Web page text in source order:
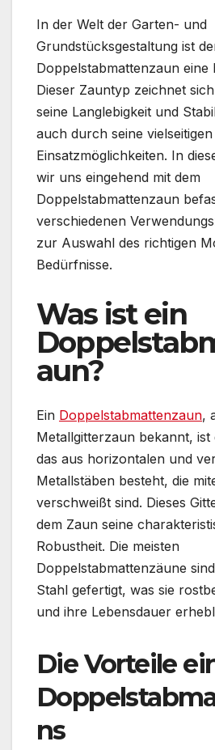
In der Welt der Garten- und
Grundstücksgestaltung ist
Doppelstabmattenzaun eine
Dieser Zauntyp zeichnet
seine Langlebigkeit und
auch durch seine vielseitigen
Einsatzmöglichkeiten. In
wir uns eingehend mit dem
Doppelstabmattenzaun
verschiedenen
zur Auswahl des richtigen
Bedürfnisse.
Was ist ein
aun?
Ein Doppelstabmattenzaun,
Metallgitterzaun bekannt, ist
das aus horizontalen und
Metallstäben besteht, die
verschweißt sind. Dieses
dem Zaun seine
Robustheit. Die meisten
Doppelstabmattenzäune
Stahl gefertigt, was sie
und ihre Lebensdauer
Die Vorteile
ns